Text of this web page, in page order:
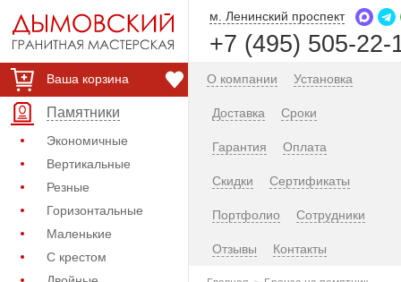
Ваша корзина
Памятники
Экономичные
Вертикальные
Резные
Горизонтальные
Маленькие
С крестом
м. Ленинский проспект
+7 (495) 505-22-
О компании Установка
Доставка Сроки
Гарантия Оплата
Скидки Сертификаты
Портфолио Сотрудники
Отзывы Контакты